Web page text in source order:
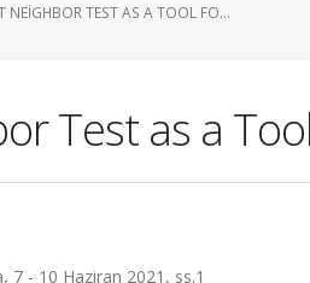
NEIGHBOR TEST AS A TOOL FO...
Test as a
7 - 10 Haziran 2021, ss.1